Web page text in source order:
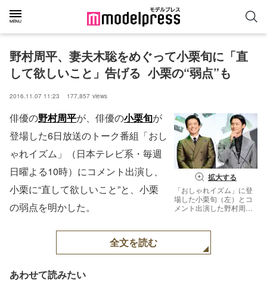
野村周平、妻夫木聡をめぐって小栗旬に「直
して欲しいこと」告げる  小栗の“弱点”も
2016.11.07 11:23 177,857 views
拡大する
「おしゃれイズム」に登
場した小栗旬（左）とコ
メント出演した野村周平
俳優の野村周平が、俳優の小栗旬が
登場した6日放送のトーク番組「おし
ゃれイズム」（日本テレビ系・毎週
日曜よる10時）にコメント出演し、
小栗に“直して欲しいこと”と、小栗
の弱点を明かした。
全文を読む
あわせて読みたい